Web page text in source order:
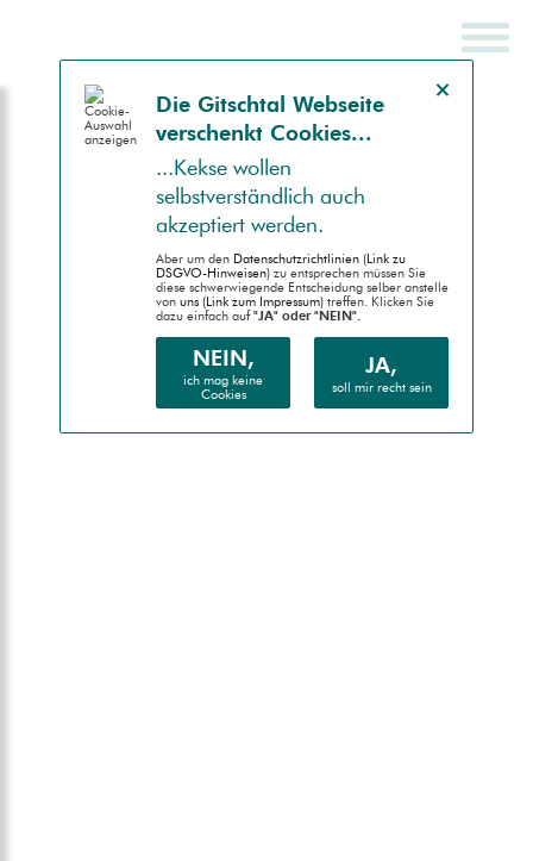
SCHNELLSUCHE
ENDGERÄT
Handheld (PDA)
Barrierefrei (AA)
Die Gitsch­tal Web­seite
ver­schenkt Coo­kies...
...Kek­se wollen
selbst­ver­ständlich auch
akzep­tiert werden.
Aber um den Daten­schutz­richtlinien (Link zu
DSGVO-Hinweisen) zu entsprechen müssen Sie
diese schwer­wiegende Entscheidung selber anstelle
von uns (Link zum Impressum) treffen. Klicken Sie
dazu einfach auf"JA" oder "NEIN".
NEIN,
ich mag keine
Cookies
JA,
soll mir recht sein